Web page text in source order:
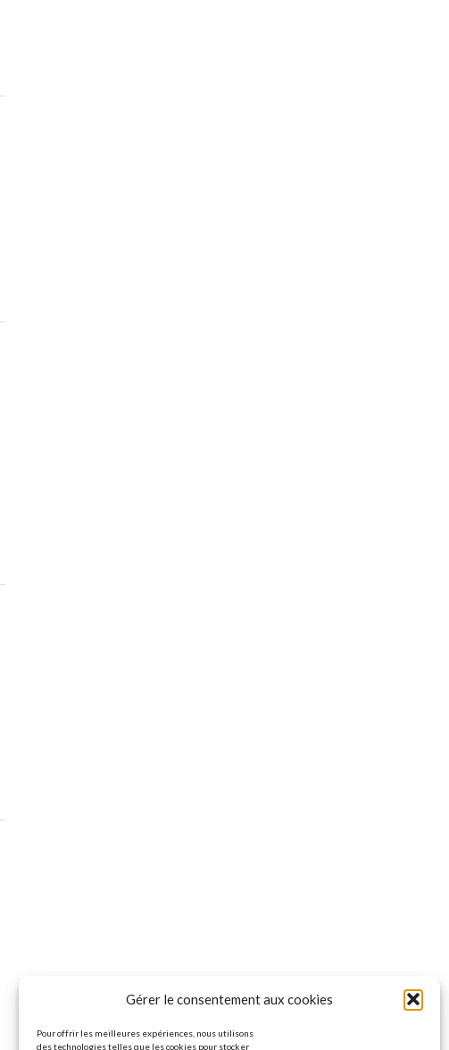
Gérer le consentement aux cookies
Pour offrir les meilleures expériences, nous utilisons
des technologies telles que les cookies pour stocker